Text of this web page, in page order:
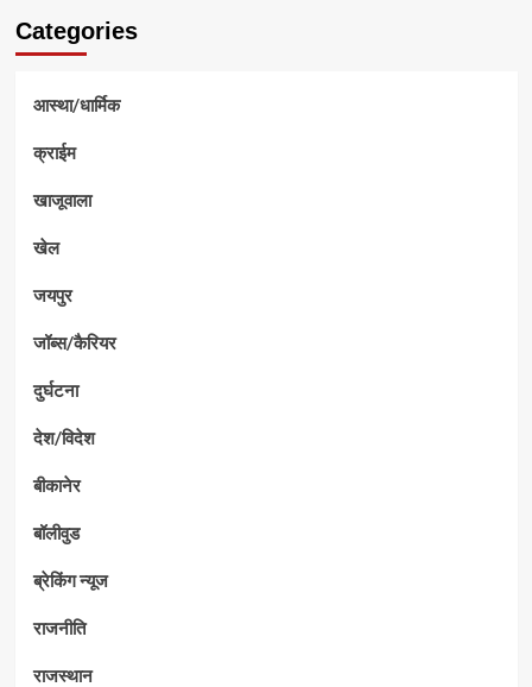
Categories
आस्था/धार्मिक
क्राईम
खाजूवाला
खेल
जयपुर
जॉब्स/कैरियर
दुर्घटना
देश/विदेश
बीकानेर
बॉलीवुड
ब्रेकिंग न्यूज
राजनीति
राजस्थान